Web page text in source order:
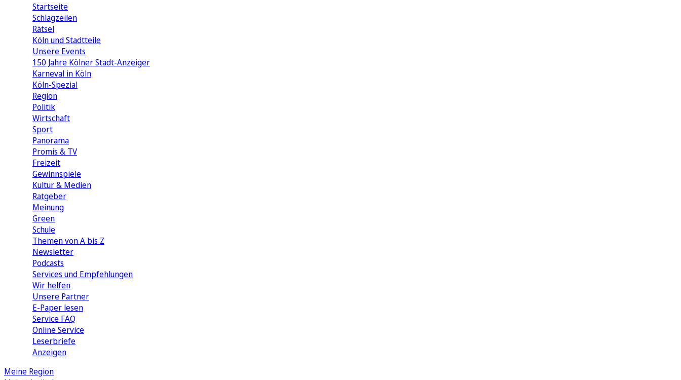
Startseite
Schlagzeilen
Rätsel
Köln und Stadtteile
Unsere Events
150 Jahre Kölner Stadt-Anzeiger
Karneval in Köln
Köln-Spezial
Region
Politik
Wirtschaft
Sport
Panorama
Promis & TV
Freizeit
Gewinnspiele
Kultur & Medien
Ratgeber
Meinung
Green
Schule
Themen von A bis Z
Newsletter
Podcasts
Services und Empfehlungen
Wir helfen
Unsere Partner
E-Paper lesen
Service FAQ
Online Service
Leserbriefe
Anzeigen
Meine Region